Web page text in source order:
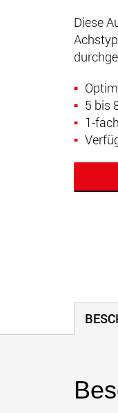
Diese
5 bis
1-